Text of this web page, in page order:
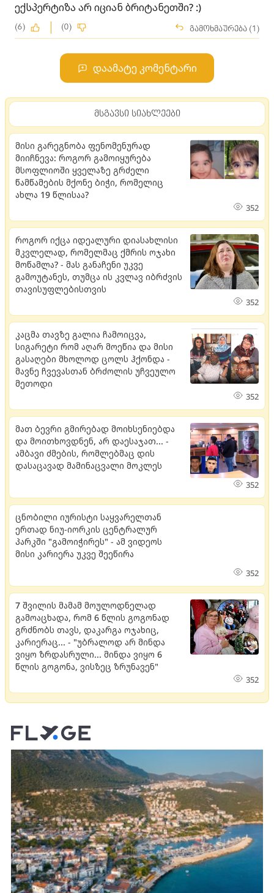
ექსპერტიზა არ იციან ბრიტანეთში? :)
(6) (0) გამოხმაურება (1)
დაამატე კომენტარი
მსგავსი სიახლეები
მისი გარეგნობა ფენომენურად
მიიჩნევა: როგორ გამოიყურება
მსოფლიოში ყველაზე გრძელი
წამწამების მქონე ბიჭი, რომელიც
ახლა 19 წლისაა?
352
როგორ იქცა იდეალური დიასახლისი
მკვლელად, რომელმაც ქმრის ოჯახი
მოწამლა? - მას განაჩენი უკვე
გამოუტანეს, თუმცა ის კვლავ იბრძვის
თავისუფლებისთვის
352
კაცმა თავზე გალია ჩამოიცვა,
სიგარეტი რომ აღარ მოეწია და მისი
გასაღები მხოლოდ ცოლს ჰქონდა -
მავნე ჩვევასთან ბრძოლის უჩვეულო
მეთოდი
352
მათ ბევრი გმირებად მოიხსენიებდა
და მოითხოვდნენ, არ დაესაჯათ... -
ამბავი ძმების, რომლებმაც დის
დასაცავად მამინაცვალი მოკლეს
352
ცნობილი იურისტი საყვარელთან
ერთად ნიუ-იორკის ცენტრალურ
პარკში "გამოიჭირეს" - ამ ვიდეოს
მისი კარიერა უკვე შეეწირა
352
7 შვილის მამამ მოულოდნელად
გამოაცხადა, რომ 6 წლის გოგონად
გრძნობს თავს, დაკარგა ოჯახიც,
კარიერაც... - "უბრალოდ არ მინდა
ვიყო ზრდასრული... მინდა ვიყო 6
წლის გოგონა, ვისზეც ზრუნავენ"
352